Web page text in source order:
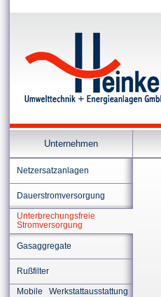
Unternehmen
Netzersatzanlagen
Dauerstromversorgung
Unterbrechungsfreie
Stromversorgung
Gasaggregate
Rußfilter
Mobile Werkstattausstattung